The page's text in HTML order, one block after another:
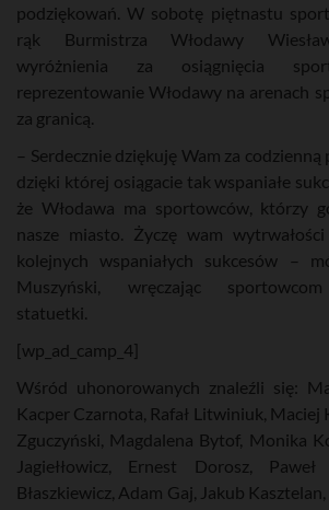
podziękowań. W sobotę piętnastu
rąk Burmistrza Włodawy
wyróżnienia za osiągnięcia
reprezentowanie Włodawy na arenach
za granicą.
– Serdecznie dziękuję Wam za
dzięki której osiągacie tak wspaniałe
że Włodawa ma sportowców, którzy
nasze miasto. Życzę wam
kolejnych wspaniałych sukcesów –
Muszyński, wręczając
statuetki.
[wp_ad_camp_4]
Wśród uhonorowanych znaleźli się:
Kacper Czarnota, Rafał Litwiniuk, Maciej
Zguczyński, Magdalena Bytof, Monika
Jagiełłowicz, Ernest Dorosz,
Błaszkiewicz, Adam Gaj, Jakub